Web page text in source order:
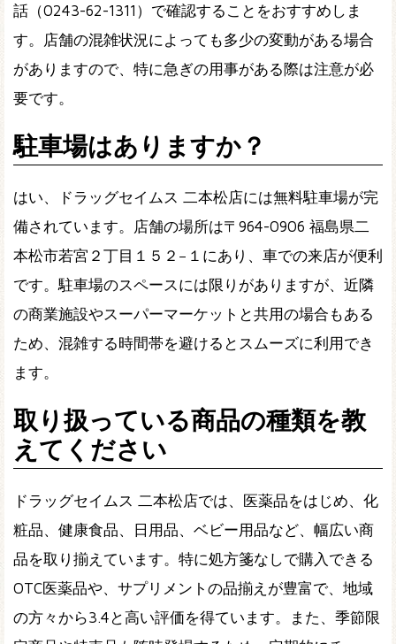
話（0243-62-1311）で確認することをおすすめしま
す。店舗の混雑状況によっても多少の変動がある場合
がありますので、特に急ぎの用事がある際は注意が必
要です。
駐車場はありますか？
はい、ドラッグセイムス 二本松店には無料駐車場が完
備されています。店舗の場所は〒964-0906 福島県二
本松市若宮２丁目１５２−１にあり、車での来店が便利
です。駐車場のスペースには限りがありますが、近隣
の商業施設やスーパーマーケットと共用の場合もある
ため、混雑する時間帯を避けるとスムーズに利用でき
ます。
取り扱っている商品の種類を教
えてください
ドラッグセイムス 二本松店では、医薬品をはじめ、化
粧品、健康食品、日用品、ベビー用品など、幅広い商
品を取り揃えています。特に処方箋なしで購入できる
OTC医薬品や、サプリメントの品揃えが豊富で、地域
の方々から3.4と高い評価を得ています。また、季節限